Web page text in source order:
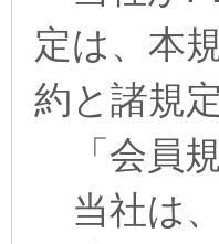
定は、本
約と諸規
「会員規
当社は